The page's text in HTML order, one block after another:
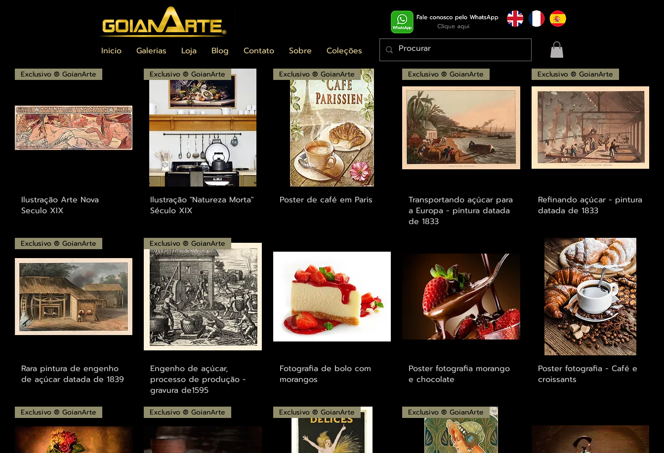
Inicio Galerias Loja Blog Contato Sobre Coleções
Visualização rápida
Exclusivo ® GoianArte
Ilustração Arte Nova
Seculo XIX
Visualização rápida
Exclusivo ® GoianArte
Ilustração "Natureza Morta"
Século XIX
Visualização rápida
Exclusivo ® GoianArte
Poster de café em Paris Visualização rápida
Exclusivo ® GoianArte
Transportando açúcar para
a Europa - pintura datada
de 1833
Visualização rápida
Exclusivo ® GoianArte
Refinando açúcar - pintura
datada de 1833
Visualização rápida
Exclusivo ® GoianArte
Rara pintura de engenho
de açúcar datada de 1839
Visualização rápida
Exclusivo ® GoianArte
Engenho de açúcar,
processo de produção -
gravura de1595
Visualização rápida
Fotografia de bolo com
morangos
Visualização rápida
Poster fotografia morango
e chocolate
Visualização rápida
Poster fotografia - Café e
croissants
Exclusivo ® GoianArte Exclusivo ® GoianArte Exclusivo ® GoianArte Exclusivo ® GoianArte